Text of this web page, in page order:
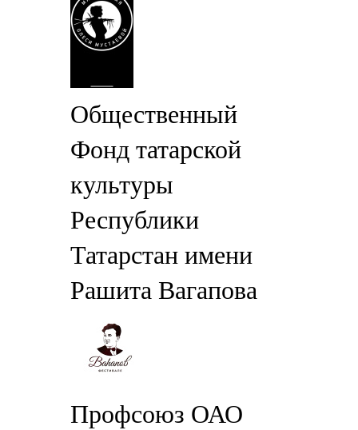
Общественный
Фонд татарской
культуры
Республики
Татарстан имени
Рашита Вагапова
Профсоюз ОАО